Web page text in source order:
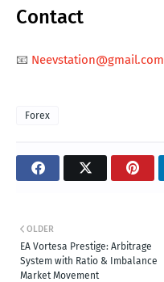
Contact
📧 Neevstation@gmail.com
Forex
OLDER
EA Vortesa Prestige: Arbitrage
System with Ratio & Imbalance
Market Movement